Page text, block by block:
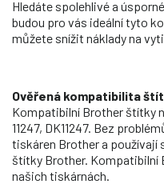
Hledáte spolehlivé a
budou pro vás ideální tyto
můžete snížit náklady na
Ověřená kompatibilita
Kompatibilní Brother štítky
11247, DK11247. Bez
tiskáren Brother a používají
štítky Brother. Kompatibilní
našich tiskárnách.